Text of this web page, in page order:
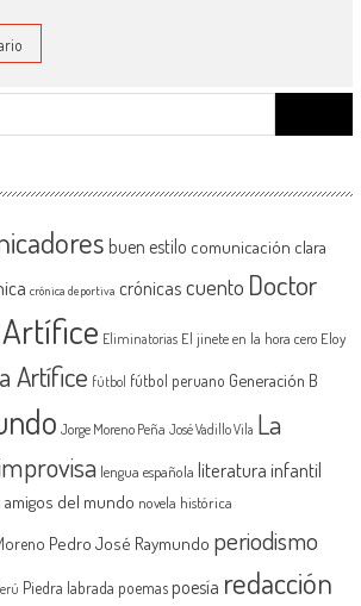
buen estilo comunicación clara
crónica deportiva crónicascuento Doctor
Eliminatorias El jinete en la hora cero Eloy
Artífice fútbol fútbol peruano Generación B
Jorge Moreno Peña José Vadillo Vila La
lengua española literatura infantil
amigos del mundo novela histórica
Pedro José Raymundo periodismo
Piedra labrada poemas poesía redacción